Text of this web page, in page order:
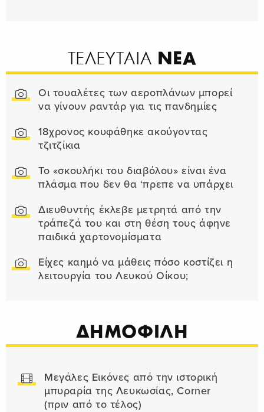
ΤΕΛΕΥΤΑΙΑ ΝΕΑ
Οι τουαλέτες των αεροπλάνων μπορεί
να γίνουν ραντάρ για τις πανδημίες
18χρονος κουφάθηκε ακούγοντας
τζιτζίκια
Το «σκουλήκι του διαβόλου» είναι ένα
πλάσμα που δεν θα ‘πρεπε να υπάρχει
Διευθυντής έκλεβε μετρητά από την
τράπεζά του και στη θέση τους άφηνε
παιδικά χαρτονομίσματα
Είχες καημό να μάθεις πόσο κοστίζει η
λειτουργία του Λευκού Οίκου;
ΔΗΜΟΦΙΛΗ
Μεγάλες Εικόνες από την ιστορική
μπυραρία της Λευκωσίας, Corner
(πριν από το τέλος)